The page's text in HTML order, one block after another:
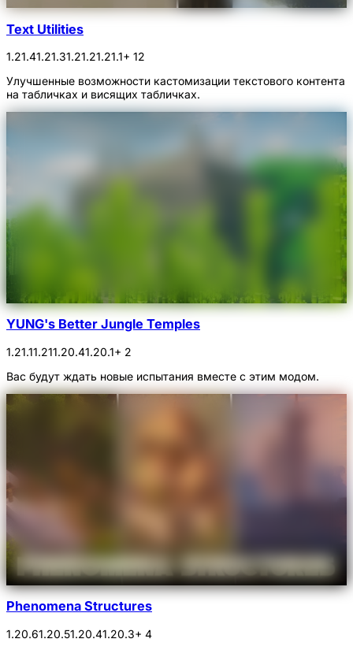
Text Utilities
1.21.41.21.31.21.21.21.1+ 12
Улучшенные возможности кастомизации текстового контента
на табличках и висящих табличках.
YUNG's Better Jungle Temples
1.21.11.211.20.41.20.1+ 2
Вас будут ждать новые испытания вместе с этим модом.
Phenomena Structures
1.20.61.20.51.20.41.20.3+ 4